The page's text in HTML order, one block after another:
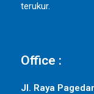
terukur.
Office :
Jl. Raya